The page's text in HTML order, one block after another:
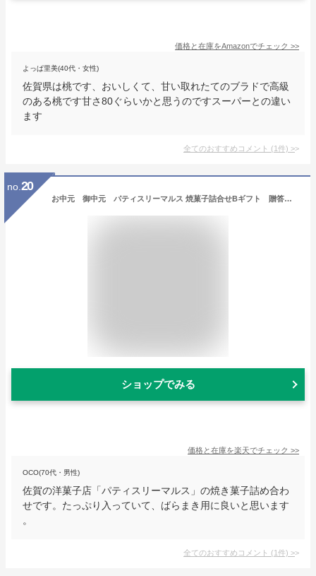
価格と在庫をAmazonでチェック >>
よっぱ里美(40代・女性)
佐賀県は桃です、おいしくて、甘い取れたてのブラドで高級
のある桃です甘さ80ぐらいかと思うのですスーパーとの違い
ます
全てのおすすめコメント (1件) >
no. 20
お中元 御中元 パティスリーマルス 焼菓子詰合せBギフト 贈答 お取り寄せ 九州 佐賀
ショップでみる
価格と在庫を楽天でチェック >>
OCO(70代・男性)
佐賀の洋菓子店「パティスリーマルス」の焼き菓子詰め合わ
せです。たっぷり入っていて、ばらまき用に良いと思います
。
全てのおすすめコメント (1件) >